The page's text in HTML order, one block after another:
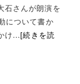
石さんが朗演を
について書か
け...[続きを読